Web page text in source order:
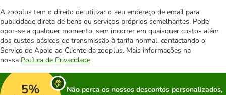
A zooplus tem o direito de utilizar o seu endereço de email para
publicidade direta de bens ou serviços próprios semelhantes. Pode
opor-se a qualquer momento, sem incorrer em quaisquer custos além
dos custos básicos de transmissão à tarifa normal, contactando o
Serviço de Apoio ao Cliente da zooplus. Mais informações na
nossa Política de Privacidade
5%
Não perca os nossos descontos personalizados,